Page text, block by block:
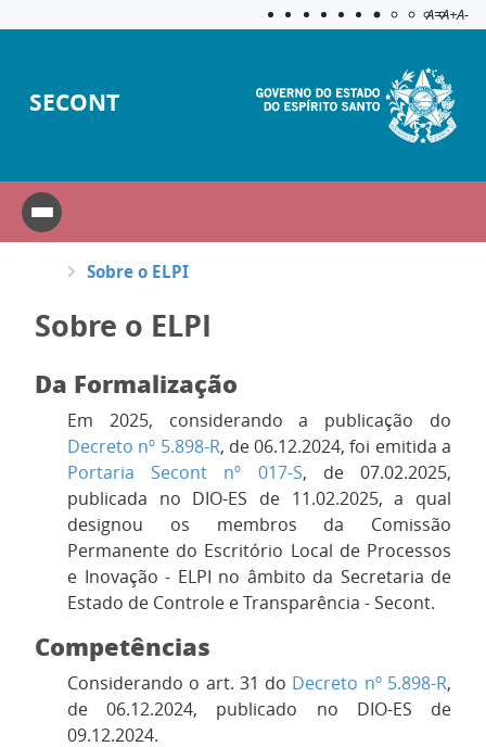
Aplicar
A=A+A-
SECONT
Sobre o ELPI
Sobre o ELPI
Da Formalização
Em 2025, considerando a publicação do
Decreto nº 5.898-R, de 06.12.2024, foi emitida a
Portaria Secont nº 017-S, de 07.02.2025,
publicada no DIO-ES de 11.02.2025, a qual
designou os membros da Comissão
Permanente do Escritório Local de Processos
e Inovação - ELPI no âmbito da Secretaria de
Estado de Controle e Transparência - Secont.
Competências
Considerando o art. 31 do Decreto nº 5.898-R,
de 06.12.2024, publicado no DIO-ES de
09.12.2024.